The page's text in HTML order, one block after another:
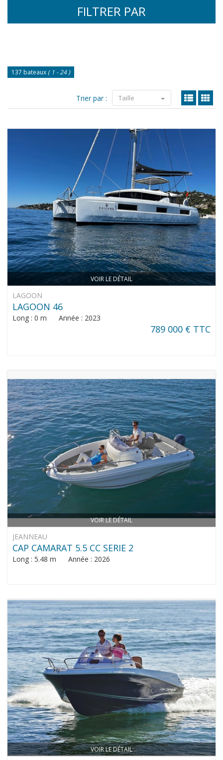
FILTRER PAR
137 bateaux ( 1 - 24 )
Trier par : Taille
VOIR LE DÉTAIL
LAGOON
LAGOON 46
Long : 0 m Année : 2023
789 000 € TTC
VOIR LE DÉTAIL
JEANNEAU
CAP CAMARAT 5.5 CC SERIE 2
Long : 5.48 m Année : 2026
VOIR LE DÉTAIL